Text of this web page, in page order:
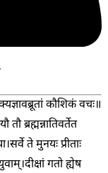
कौशिकं वचः॥
तौ ब्रह्मन्नातिवर्तेत
सर्वे ते मुनयः प्रीताः
दीक्षां गतो ह्येष